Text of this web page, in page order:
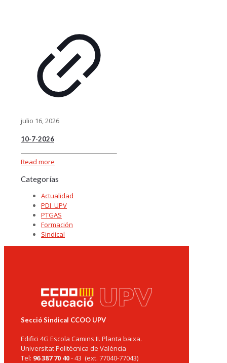
julio 16, 2026
10-7-2026
Read more
Categorías
Actualidad
PDI_UPV
PTGAS
Formación
Sindical
Secció Sindical CCOO UPV
Edifici 4G Escola Camins II. Planta baixa.
Universitat Politècnica de València
Tel: 96 387 70 40- 43 (ext. 77040-77043)